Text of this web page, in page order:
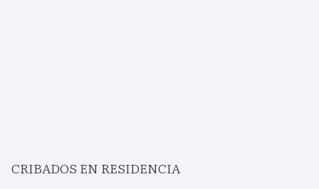
CRIBADOS EN RESIDENCIA